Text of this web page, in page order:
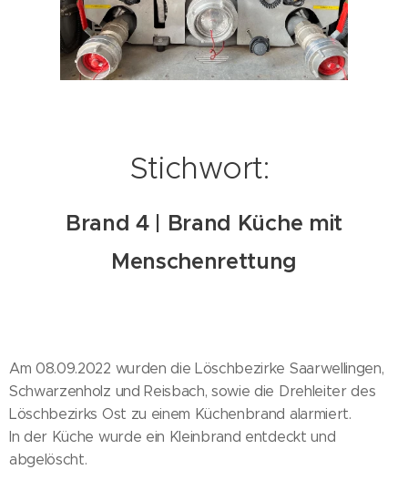
Stichwort:
Brand 4 | Brand Küche mit
Menschenrettung
Am 08.09.2022 wurden die Löschbezirke Saarwellingen,
Schwarzenholz und Reisbach, sowie die Drehleiter des
Löschbezirks Ost zu einem Küchenbrand alarmiert.
In der Küche wurde ein Kleinbrand entdeckt und
abgelöscht.